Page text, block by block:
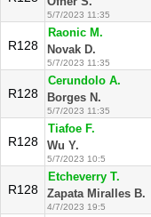
5/7/2023 11:35
R128
Raonic M.
Novak D.
5/7/2023 11:35
R128
Cerundolo A.
Borges N.
5/7/2023 11:35
R128
Tiafoe F.
Wu Y.
5/7/2023 10:5
R128
Etcheverry T.
Zapata Miralles B.
4/7/2023 19:5